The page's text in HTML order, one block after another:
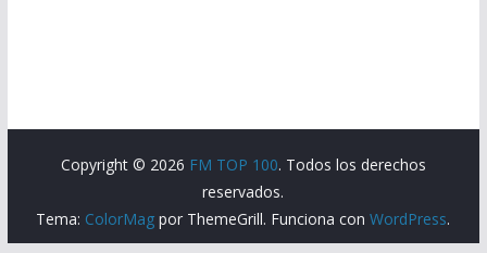
Copyright © 2026 FM TOP 100. Todos los derechos
reservados.
Tema: ColorMag por ThemeGrill. Funciona conWordPress.